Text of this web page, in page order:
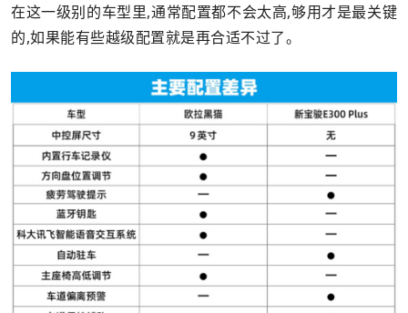
在这一级别的车型里,通常配置都不会太高,够用才是最关键
的,如果能有些越级配置就是再合适不过了。